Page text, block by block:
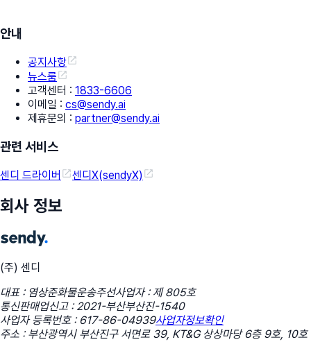
안내
공지사항
뉴스룸
고객센터 : 1833-6606
이메일 : cs@sendy.ai
제휴문의 : partner@sendy.ai
관련 서비스
센디 드라이버 센디X(sendyX)
회사 정보
(주) 센디
대표 : 염상준화물운송주선사업자 : 제 805호
통신판매업신고 : 2021-부산부산진-1540
사업자 등록번호 : 617-86-04939사업자정보확인
주소 : 부산광역시 부산진구 서면로 39, KT&G 상상마당 6층 9호, 10호